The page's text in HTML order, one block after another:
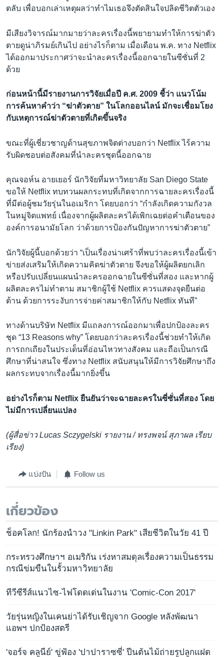
ตลับ เพื่อบอกเล่าเหตุผลว่าทำไมเธอจึงตัดสินใจปลิดชีวิตตัวเอง
มีเสียงวิจารณ์มากมายว่าละครเรื่องนี้พยายามทำให้การฆ่าตัว
ตายดูน่าภิรมย์เกินไป อย่างไรก็ตาม เมื่อเดือน พ.ค. ทาง Netflix
ได้ออกมาประกาศว่าจะนำละครเรื่องนี้ออกฉายในซีซั่นที่ 2
ด้วย
ก่อนหน้านี้มีรายงานการวิจัยเมื่อปี ค.ศ. 2009 ชี้ว่า แนวโน้ม
การค้นหาคำว่า “ฆ่าตัวตาย” ในโลกออนไลน์ มักจะเชื่อมโยง
กับเหตุการณ์ฆ่าตัวตายที่เกิดขึ้นจริง
ขณะที่ผู้เชี่ยวชาญด้านสุขภาพจิตต่างบอกว่า Netflix ไร้ความ
รับผิดชอบต่อสังคมที่นำละครชุดนี้ออกฉาย
คุณจอห์น อายเยอร์ นักวิจัยที่มหาวิทยาลัย San Diego State
ขอให้ Netflix ทบทวนผลกระทบที่เกิดจากการฉายละครเรื่องนี้
ที่มีต่อผู้ชมวัยรุ่นในอเมริกา โดยบอกว่า “กำลังเกิดความกังวล
ในหมู่จิตแพทย์ เนื่องจากผู้ผลิตละครได้เพิกเฉยต่อคำเตือนของ
องค์การอนามัยโลก ว่าด้วยการป้องกันปัญหาการฆ่าตัวตาย”
นักวิจัยผู้นี้บอกด้วยว่า “เป็นเรื่องน่าเศร้าที่พบว่าละครเรื่องนี้เข้า
ข่ายส่งเสริมให้เกิดความคิดฆ่าตัวตาย จึงขอให้ผู้ผลิตยกเลิก
หรือปรับเปลี่ยนแผนนำละครออกฉายในซีซั่นที่สอง และหากผู้
ผลิตละครไม่ทำตาม สมาชิกผู้ใช้ Netflix ควรแสดงจุดยืนต่อ
ต้าน ด้วยการระงับการจ่ายค่าสมาชิกให้กับ Netflix ทันที”
ทางด้านบริษัท Netflix มีแถลงการณ์ออกมาเพื่อปกป้องละคร
ชุด “13 Reasons why” โดยบอกว่าละครเรื่องนี้ช่วยทำให้เกิด
การถกเถียงในประเด็นที่อ่อนไหวทางสังคม และถือเป็นกรณี
ศึกษาที่น่าสนใจ ซึ่งทาง Netflix สนับสนุนให้มีการวิจัยศึกษาถึง
ผลกระทบจากเรื่องนี้มากยิ่งขึ้น
อย่างไรก็ตาม Netflix ยืนยันว่าจะฉายละครในซี่ซั่นที่สอง โดย
ไม่มีการเปลี่ยนแปลง
(ผู้สื่อข่าว Lucas Sczygelski รายงาน / ทรงพจน์ สุภาผล เรียบ
เรียง)
แบ่งปัน Follow us
เกี่ยวข้อง
ช็อคโลก! นักร้องนำวง "Linkin Park" เสียชีวิตในวัย 41 ปี
กระทรวงศึกษาฯ อเมริกัน เร่งหาสมดุลเรื่องความเป็นธรรม
กรณีข่มขืนในรั้วมหาวิทยาลัย
ทีวีซีรีส์แนวไซ-ไฟโดดเด่นในงาน 'Comic-Con 2017'
วัยรุ่นหญิงในเคนย่าได้รับเชิญจาก Google หลังพัฒนา
แอพฯ ปกป้องสตรี
'จอร์จ คลูนีย์' ขู่ฟ้อง 'ปาปาราซซี่' ปีนต้นไม้ถ่ายรูปลูกแฝด